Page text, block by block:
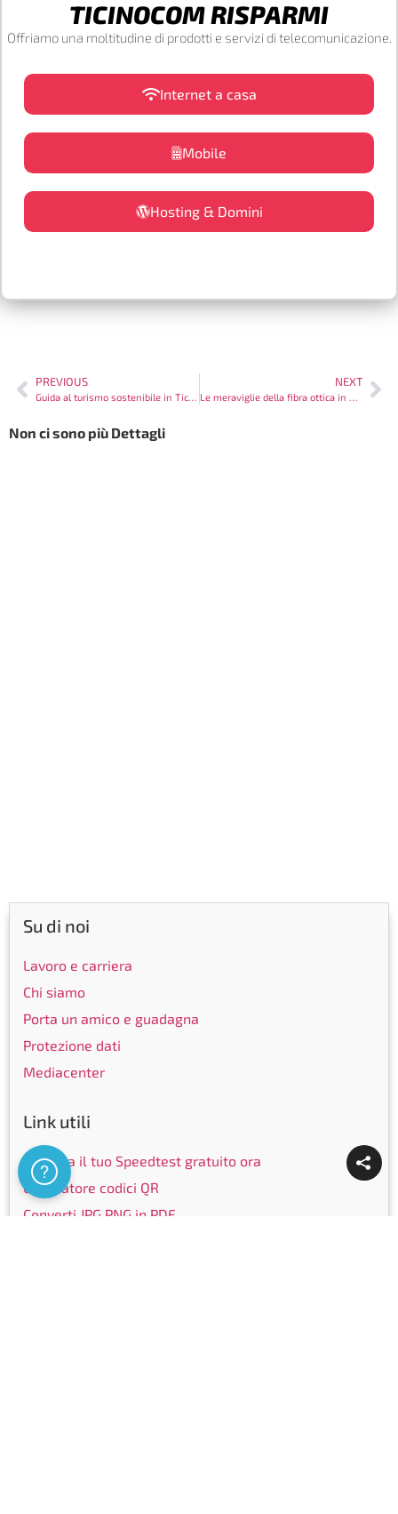
TICINOCOM RISPARMI
Offriamo una moltitudine di prodotti e servizi di telecomunicazione.
Internet a casa
Mobile
Hosting & Domini
PREVIOUS
Guida al turismo sostenibile in Ticino
NEXT
Le meraviglie della fibra ottica in Ticino
Non ci sono più Dettagli
Su di noi
Lavoro e carriera
Chi siamo
Porta un amico e guadagna
Protezione dati
Mediacenter
Link utili
Effettua il tuo Speedtest gratuito ora
Generatore codici QR
Converti JPG,PNG in PDF
Assistenza